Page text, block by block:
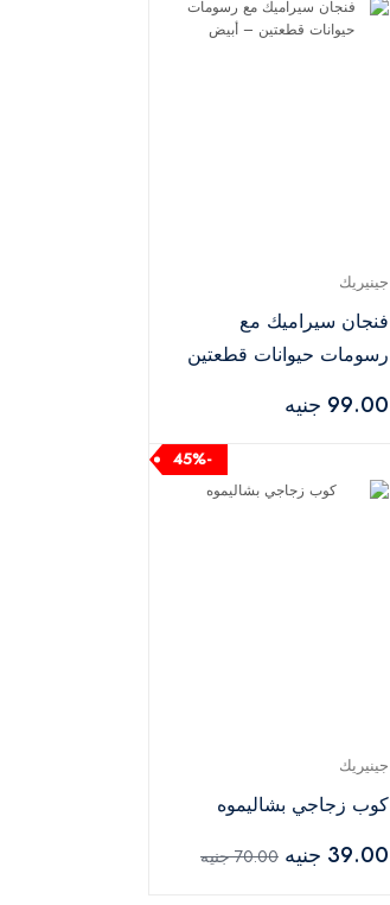
جينيريك
فنجان سيراميك مع
رسومات حيوانات قطعتين
99.00 جنيه
-45%
جينيريك
كوب زجاجي بشاليموه
39.00 جنيه 70.00 جنيه